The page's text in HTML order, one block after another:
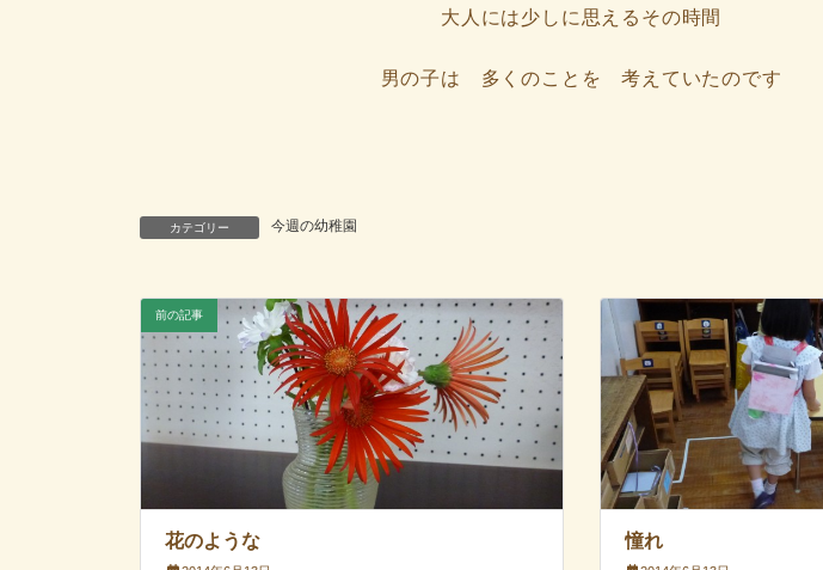
大人には少しに思えるその時間
男の子は 多くのことを 考えていたのです
カテゴリー 今週の幼稚園
前の記事
花のような 憧れ